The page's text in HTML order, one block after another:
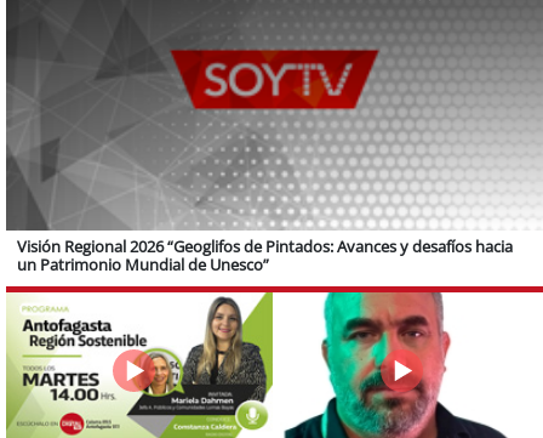
Visión Regional 2026 “Geoglifos de Pintados: Avances y desafíos hacia
un Patrimonio Mundial de Unesco”